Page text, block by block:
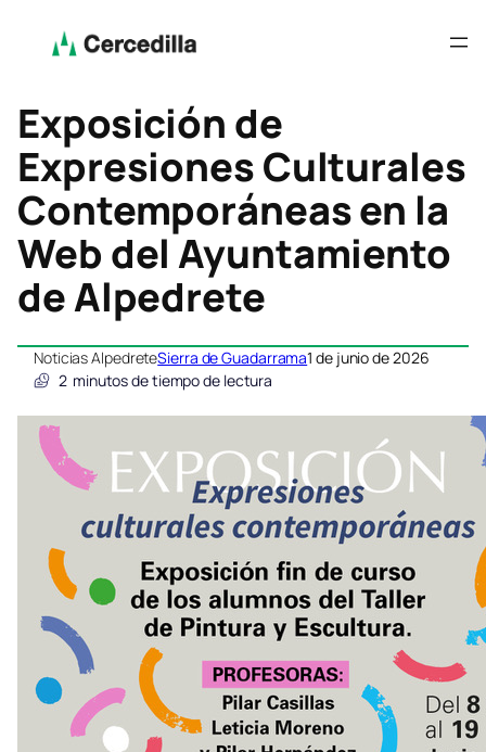
Exposición de
Expresiones Culturales
Contemporáneas en la
Web del Ayuntamiento
de Alpedrete
Noticias AlpedreteSierra de Guadarrama1 de junio de 2026
2 minutos de tiempo de lectura